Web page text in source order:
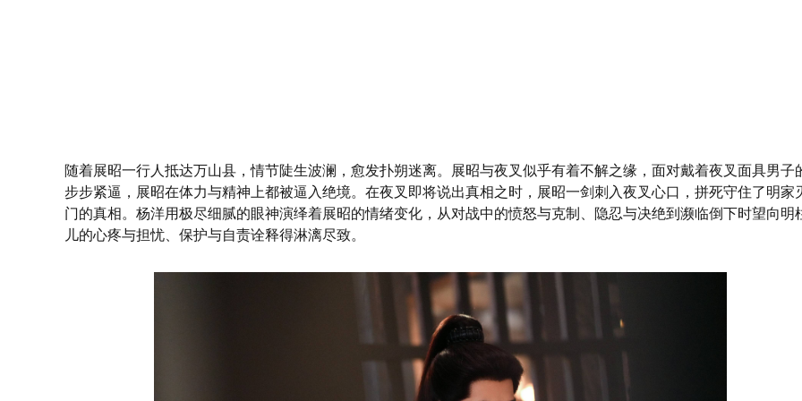
随着展昭一行人抵达万山县，情节陡生波澜，愈发扑朔迷离。展昭与夜叉似乎有着不解之缘，面对戴着夜叉面具男子
步步紧逼，展昭在体力与精神上都被逼入绝境。在夜叉即将说出真相之时，展昭一剑刺入夜叉心口，拼死守住了明家
门的真相。杨洋用极尽细腻的眼神演绎着展昭的情绪变化，从对战中的愤怒与克制、隐忍与决绝到濒临倒下时望向明
儿的心疼与担忧、保护与自责诠释得淋漓尽致。